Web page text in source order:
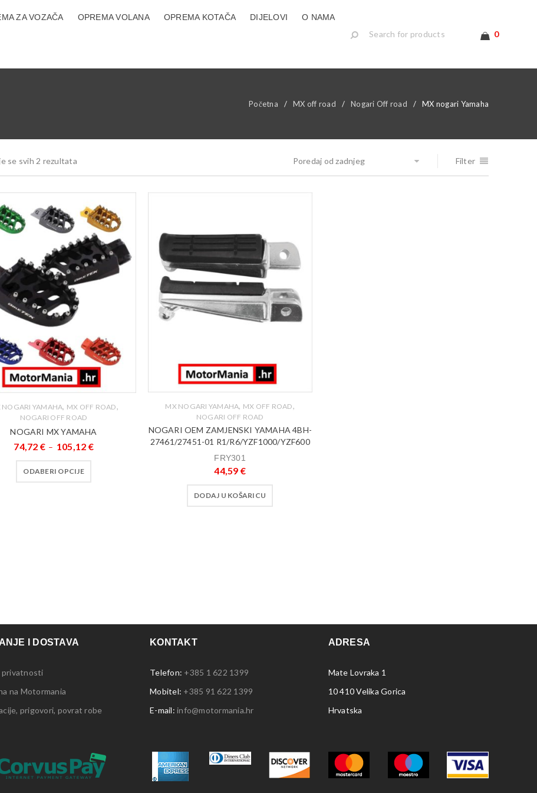
ZA VOZAČA OPREMA VOLANA OPREMA KOTAČA DIJELOVI O NAMA
0
Početna / MX off road / Nogari Off road / MX nogari Yamaha
se svih 2 rezultata Filter
Poredaj od zadnjeg
NOGARI YAMAHA, MX OFF ROAD,
NOGARI OFF ROAD
NOGARI MX YAMAHA
74,72 € – 105,12 €
ODABERI OPCIJE
MX NOGARI YAMAHA, MX OFF ROAD,
NOGARI OFF ROAD
NOGARI OEM ZAMJENSKI YAMAHA 4BH-
27461/27451-01 R1/R6/YZF1000/YZF600
FRY301
44,59 €
DODAJ U KOŠARICU
I DOSTAVA
privatnosti
na Motormania
prigovori, povrat robe
KONTAKT
Telefon: +385 1 622 1399
Mobitel: +385 91 622 1399
E-mail: info@motormania.hr
ADRESA
Mate Lovraka 1
10 410 Velika Gorica
Hrvatska